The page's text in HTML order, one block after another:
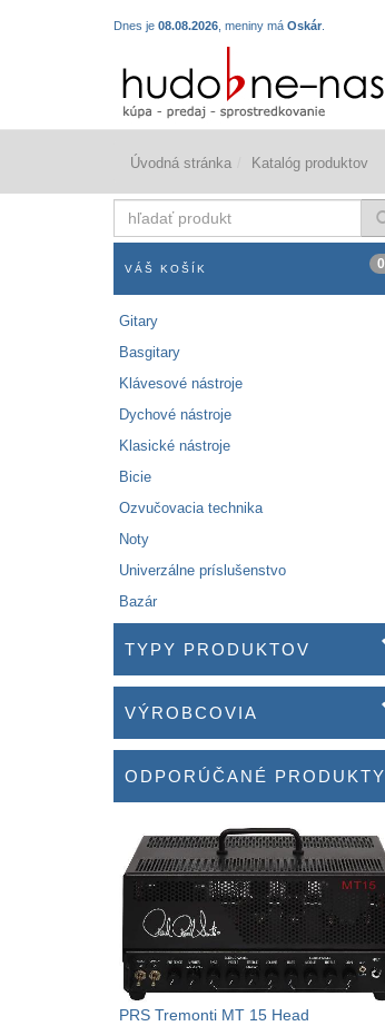
Dnes je 08.08.2026 , meniny má Oskár
Úvodná stránka Katalóg produktov
produkt
VÁŠ KOŠÍK 0
Gitary
Basgitary
Klávesové nástroje
Dychové nástroje
Klasické nástroje
Bicie
Ozvučovacia technika
Noty
Univerzálne príslušenstvo
Bazár
TYPY PRODUKTOV
VÝROBCOVIA
ODPORÚČANÉ PRODUKTY
PRS Tremonti MT 15 Head